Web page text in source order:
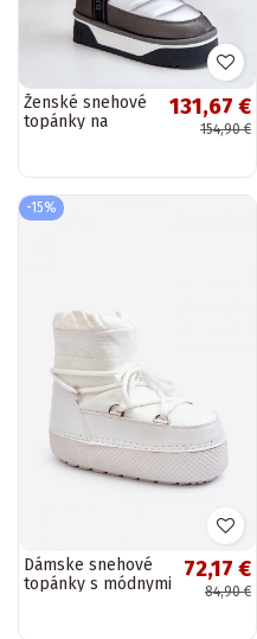
Ženské snehové
topánky na
strieborné
131,67 €
154,90 €
-15%
Dámske snehové
topánky s módnymi
72,17 €
84,90 €